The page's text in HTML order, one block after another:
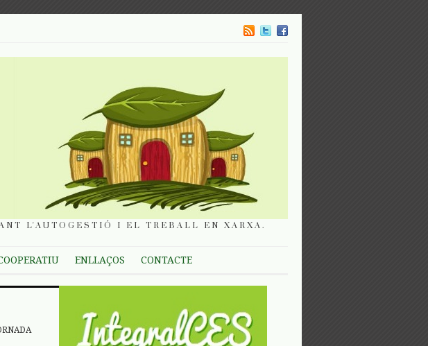
L'AUTOGESTIÓ I EL TREBALL EN XARXA.
ENLLAÇOS CONTACTE